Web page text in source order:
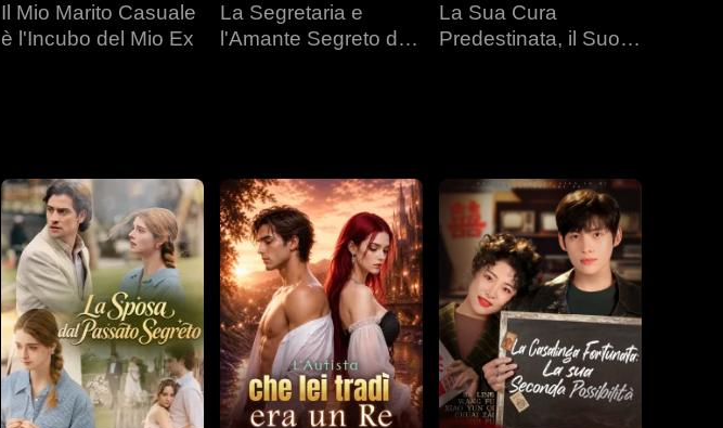
Il Mio Marito Casuale
è l'Incubo del Mio Ex
La Segretaria e
l'Amante Segreto del
La Sua Cura
Predestinata, il Suo